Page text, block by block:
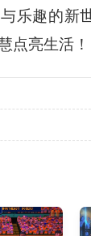
乐趣的新
点亮生活！